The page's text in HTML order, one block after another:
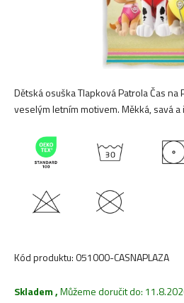
Dětská osuška Tlapková Patrola Čas na
veselým letním motivem. Měkká, savá
Kód produktu:051000-CASNAPLAZA
Skladem,Můžeme doručit do: